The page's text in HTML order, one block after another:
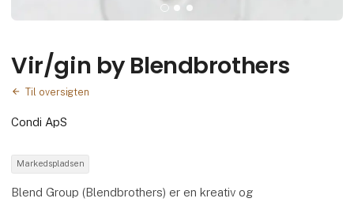
Vir/gin by Blendbrothers
Til oversigten
Condi ApS
Markedspladsen
Blend Group (Blendbrothers) er en kreativ og